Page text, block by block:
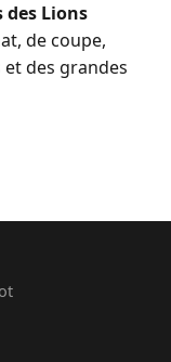
des Lions
de coupe,
des grandes